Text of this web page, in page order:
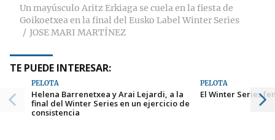
Un mayúsculo Aritz Erkiaga se cuela en la fiesta de
Goikoetxea en la final del Eusko Label Winter Series
JOSE MARI MARTÍNEZ
TE PUEDE INTERESAR:
PELOTA
Helena Barrenetxea y Arai Lejardi, a la
final del Winter Series en un ejercicio de
consistencia
PELOTA
El Winter Series